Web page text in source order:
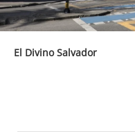
El Divino Salvador